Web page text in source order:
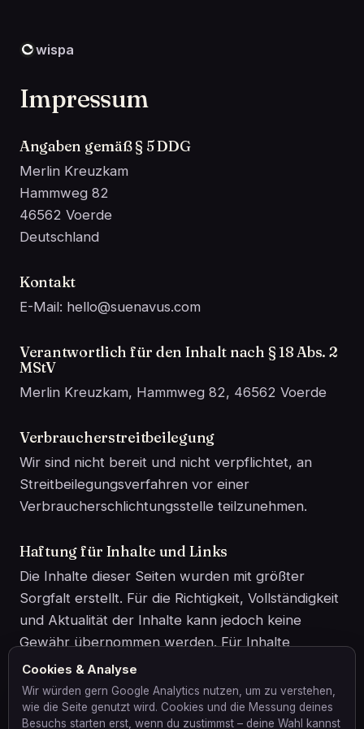
wispa
Impressum
Angaben gemäß § 5 DDG
Merlin Kreuzkam
Hammweg 82
46562 Voerde
Deutschland
Kontakt
E-Mail: hello@suenavus.com
Verantwortlich für den Inhalt nach § 18 Abs. 2
MStV
Merlin Kreuzkam, Hammweg 82, 46562 Voerde
Verbraucherstreitbeilegung
Wir sind nicht bereit und nicht verpflichtet, an
Streitbeilegungsverfahren vor einer
Verbraucherschlichtungsstelle teilzunehmen.
Haftung für Inhalte und Links
Die Inhalte dieser Seiten wurden mit größter
Sorgfalt erstellt. Für die Richtigkeit, Vollständigkeit
und Aktualität der Inhalte kann jedoch keine
Gewähr übernommen werden. Für Inhalte
externer Links sind ausschließlich deren Betreiber
verantwortlich; zum Zeitpunkt der Verlinkung
waren keine rechtswidrigen Inhalte erkennbar.
Cookies & Analyse
Wir würden gern Google Analytics nutzen, um zu verstehen,
wie die Seite genutzt wird. Cookies und die Messung deines
Besuchs starten erst, wenn du zustimmst – deine Wahl kannst